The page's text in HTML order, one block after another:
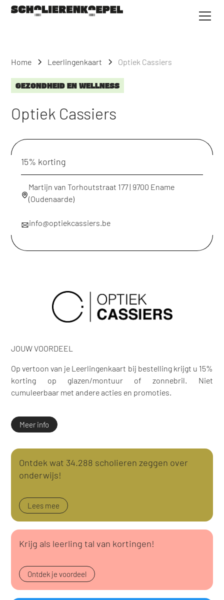
Home Leerlingenkaart Optiek Cassiers
GEZONDHEID EN WELLNESS
Optiek Cassiers
15% korting
Martijn van Torhoutstraat 177 | 9700 Ename
(Oudenaarde)
info@optiekcassiers.be
JOUW VOORDEEL
Op vertoon van je Leerlingenkaart bij bestelling krijgt u 15%
korting op glazen/montuur of zonnebril. Niet
cumuleerbaar met andere acties en promoties.
Meer info
Ontdek wat 34.288 scholieren zeggen over
onderwijs!
Lees mee
Krijg als leerling tal van kortingen!
Ontdek je voordeel